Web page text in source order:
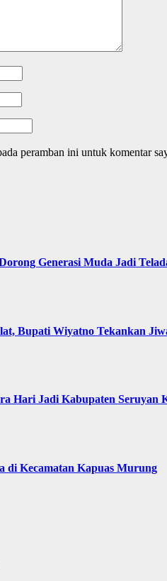
peramban ini untuk komentar
Generasi Muda Jadi
Bupati Wiyatno Tekankan
Hari Jadi Kabupaten Seruyan
di Kecamatan Kapuas Murung